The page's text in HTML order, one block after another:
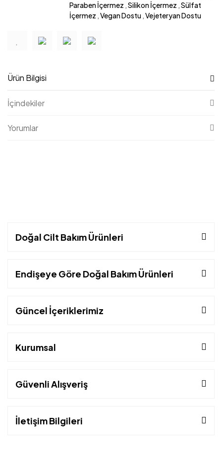
Paraben İçermez ,Silikon İçermez ,Sülfat
İçermez ,Vegan Dostu ,Vejeteryan Dostu
Ürün Bilgisi
İçindekiler
Yorumlar
Doğal Cilt Bakım Ürünleri
Endişeye Göre Doğal Bakım Ürünleri
Güncel İçeriklerimiz
Kurumsal
Güvenli Alışveriş
İletişim Bilgileri